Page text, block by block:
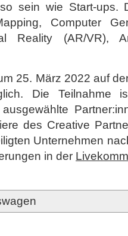
sein wie Start-
Computer
Reality (AR/VR),
25. März 2022 auf
Die Teilnahme
des Creative
Unternehmen
in der